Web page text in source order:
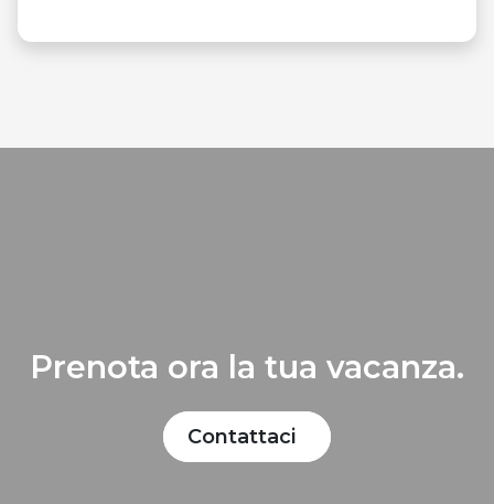
Prenota ora la tua vacanza.
Contattaci